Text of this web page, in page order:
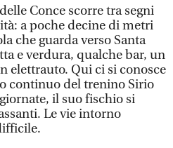
Conce scorre tra segni
a poche decine di metri
che guarda verso Santa
e verdura, qualche bar, un
elettrauto. Qui ci si conosce
continuo del trenino Sirio
il suo fischio si
Le vie intorno